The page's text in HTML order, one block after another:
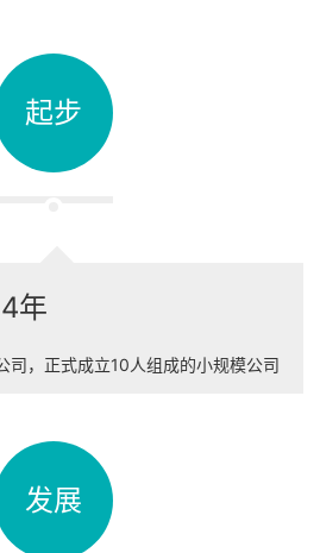
起步
年
司，正式成立10人组成的小规模公司
发展